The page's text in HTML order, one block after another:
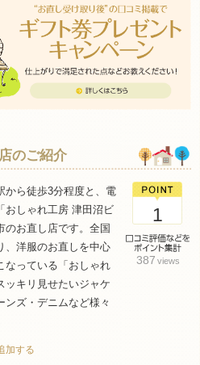
のご紹介
から徒歩3分程度と、電
おしゃれ工房 津田沼ビ
のお直し店です。全国
、洋服のお直しを中心
なっている「おしゃれ
ッキリ見せたいジャケ
ンズ・デニムなど様々
加する
1
387 views